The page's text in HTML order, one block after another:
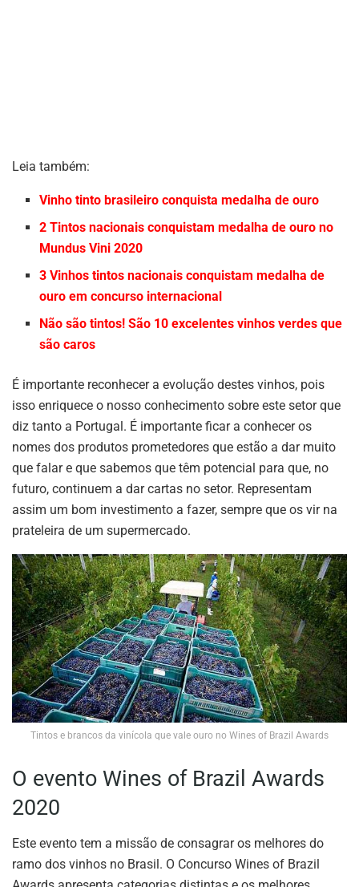
Leia também:
Vinho tinto brasileiro conquista medalha de ouro
2 Tintos nacionais conquistam medalha de ouro no
Mundus Vini 2020
3 Vinhos tintos nacionais conquistam medalha de
ouro em concurso internacional
Não são tintos! São 10 excelentes vinhos verdes que
são caros
É importante reconhecer a evolução destes vinhos, pois
isso enriquece o nosso conhecimento sobre este setor que
diz tanto a Portugal. É importante ficar a conhecer os
nomes dos produtos prometedores que estão a dar muito
que falar e que sabemos que têm potencial para que, no
futuro, continuem a dar cartas no setor. Representam
assim um bom investimento a fazer, sempre que os vir na
prateleira de um supermercado.
Tintos e brancos da vinícola que vale ouro no Wines of Brazil Awards
O evento Wines of Brazil Awards
2020
Este evento tem a missão de consagrar os melhores do
ramo dos vinhos no Brasil. O Concurso Wines of Brazil